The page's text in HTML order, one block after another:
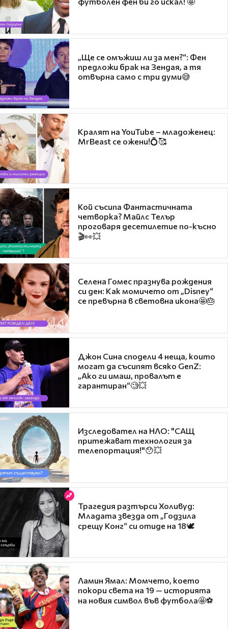
„Ще се омъжиш ли за мен?“: Фен
предложи брак на Зендая, а тя
отвърна само с три думи😅
Кралят на YouTube – младоженец:
MrBeast се ожени!💍🥰
Кой съсипа Фантастичната
четворка? Майлс Телър
проговаря десетилетие по-късно
🎬👀💥
Селена Гомес празнува рождения
си ден: Как момичето от „Disney“
се превърна в световна икона🤩🎂
Джон Сина сподели 4 неща, които
могат да съсипят всяко GenZ:
„Ако ги имаш, провалът е
гарантиран“🧐💥
Изследовател на НЛО: "САЩ
притежават технология за
телепортация!"😯💥
Трагедия разтърси Холивуд:
Младата звезда от „Годзила
срещу Конг“ си отиде на 18🕊️
Ламин Ямал: Момчето, което
покори света на 19 — историята
на новия символ във футбола🤩⚽